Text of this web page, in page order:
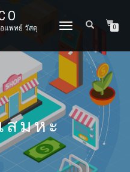
มือแพทย์ วัสดุ
TOGGLE
0
สมหะ